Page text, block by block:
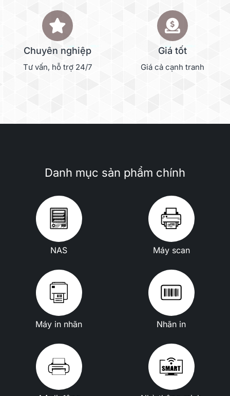
Chuyên nghiệp
Tư vấn, hỗ trợ 24/7
Giá tốt
Giá cả cạnh tranh
Danh mục sản phẩm chính
NAS Máy scan
Máy in nhãn Nhãn in